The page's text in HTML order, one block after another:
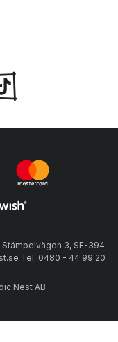
3, SE-394
Tel. 0480 - 44 99 20
Nest AB